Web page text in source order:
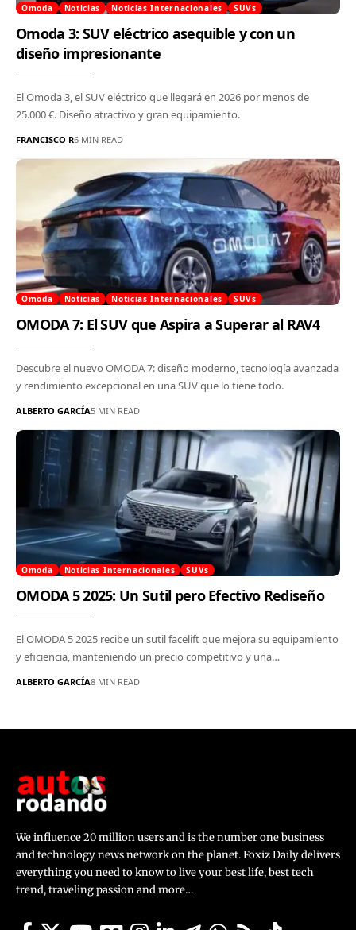
Omoda Noticias Noticias Internacionales SUVs
Omoda 3: SUV eléctrico asequible y con un
diseño impresionante
El Omoda 3, el SUV eléctrico que llegará en 2026 por menos de
25.000 €. Diseño atractivo y gran equipamiento.
FRANCISCO R6 MIN READ
Omoda Noticias Noticias Internacionales SUVs
OMODA 7: El SUV que Aspira a Superar al RAV4
Descubre el nuevo OMODA 7: diseño moderno, tecnología avanzada
y rendimiento excepcional en una SUV que lo tiene todo.
ALBERTO GARCÍA5 MIN READ
Omoda Noticias Internacionales SUVs
OMODA 5 2025: Un Sutil pero Efectivo Rediseño
El OMODA 5 2025 recibe un sutil facelift que mejora su equipamiento
y eficiencia, manteniendo un precio competitivo y una…
ALBERTO GARCÍA8 MIN READ
We influence 20 million users and is the number one business
and technology news network on the planet. Foxiz Daily delivers
everything you need to know to live your best life, best tech
trend, traveling passion and more…